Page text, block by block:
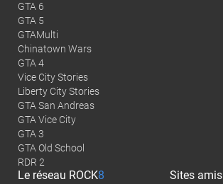
GTA 6
GTA 5
GTAMulti
Chinatown Wars
GTA 4
Vice City Stories
Liberty City Stories
GTA San Andreas
GTA Vice City
GTA 3
GTA Old School
RDR 2
Le réseau ROCK8 Sites amis